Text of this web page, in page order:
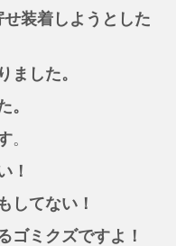
せ装着しようとした
ました。
。
！
してない！
ゴミクズですよ！